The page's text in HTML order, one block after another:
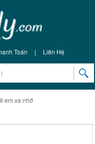
Toán | Liên Hệ
em xa nhớ